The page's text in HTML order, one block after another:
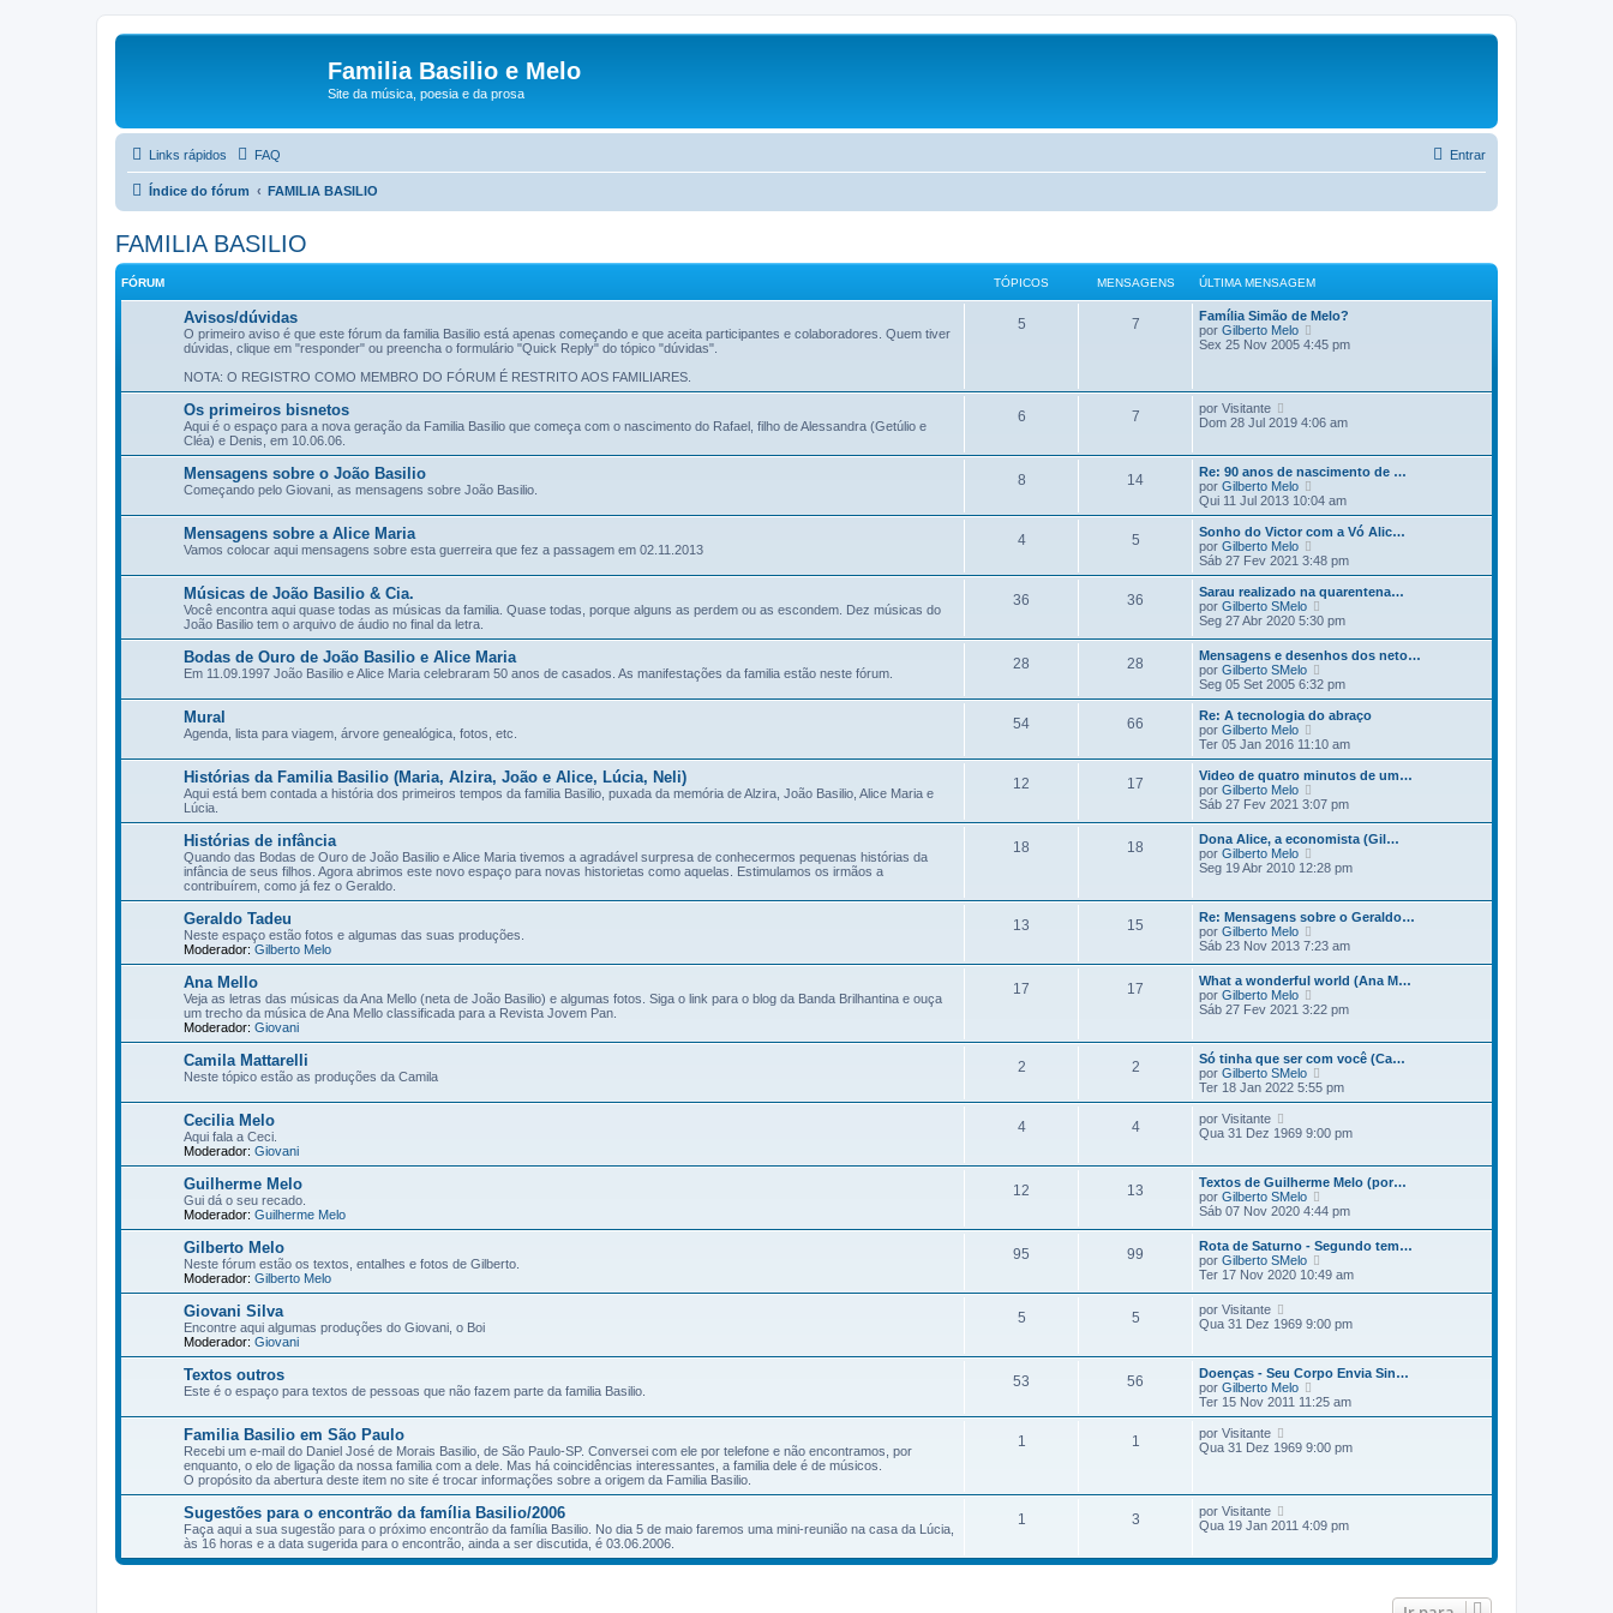
Familia Basilio e Melo
Site da música, poesia e da prosa
Links rápidos FAQ Entrar
Índice do fórum FAMILIA BASILIO
FAMILIA BASILIO
FÓRUM TÓPICOS MENSAGENS ÚLTIMA MENSAGEM
Avisos/dúvidas
O primeiro aviso é que este fórum da familia Basilio está apenas começando e que aceita participantes e colaboradores. Quem tiver
dúvidas, clique em "responder" ou preencha o formulário "Quick Reply" do tópico "dúvidas".
NOTA: O REGISTRO COMO MEMBRO DO FÓRUM É RESTRITO AOS FAMILIARES.
5 7
Família Simão de Melo?
por Gilberto Melo
e
i
m
m
e
s
a
g
m
Sex 25 Nov 2005 4:45 pm
Os primeiros bisnetos
Aqui é o espaço para a nova geração da Familia Basilio que começa com o nascimento do Rafael, filho de Alessandra (Getúlio e
Cléa) e Denis, em 10.06.06.
6 7 por Visitante
e
t
i
m
a
m
e
n
s
a
g
e
m
Dom 28 Jul 2019 4:06 am
Mensagens sobre o João Basilio
Começando pelo Giovani, as mensagens sobre João Basilio.
8 14
Re: 90 anos de nascimento de …
por Gilberto Melo
e
r
ú
t
a
m
e
n
s
a
g
e
m
Qui 11 Jul 2013 10:04 am
Mensagens sobre a Alice Maria
Vamos colocar aqui mensagens sobre esta guerreira que fez a passagem em 02.11.2013
4 5
Sonho do Victor com a Vó Alic…
por Gilberto Melo
e
r
ú
l
t
m
a
m
e
n
s
g
e
m
Sáb 27 Fev 2021 3:48 pm
Músicas de João Basilio & Cia.
Você encontra aqui quase todas as músicas da familia. Quase todas, porque alguns as perdem ou as escondem. Dez músicas do
João Basilio tem o arquivo de áudio no final da letra.
36 36
Sarau realizado na quarentena…
por Gilberto SMelo
e
ú
l
m
a
e
n
s
g
e
m
Seg 27 Abr 2020 5:30 pm
Bodas de Ouro de João Basilio e Alice Maria
Em 11.09.1997 João Basilio e Alice Maria celebraram 50 anos de casados. As manifestações da familia estão neste fórum.
28 28
Mensagens e desenhos dos neto…
por Gilberto SMelo
e
r
ú
t
a
m
e
n
s
g
m
Seg 05 Set 2005 6:32 pm
Mural
Agenda, lista para viagem, árvore genealógica, fotos, etc.
54 66
Re: A tecnologia do abraço
por Gilberto Melo
e
r
ú
t
m
a
e
s
a
e
Ter 05 Jan 2016 11:10 am
Histórias da Familia Basilio (Maria, Alzira, João e Alice, Lúcia, Neli)
Aqui está bem contada a história dos primeiros tempos da familia Basilio, puxada da memória de Alzira, João Basilio, Alice Maria e
Lúcia.
12 17
Video de quatro minutos de um…
por Gilberto Melo
e
l
t
i
a
m
n
s
a
g
e
m
Sáb 27 Fev 2021 3:07 pm
Histórias de infância
Quando das Bodas de Ouro de João Basilio e Alice Maria tivemos a agradável surpresa de conhecermos pequenas histórias da
infância de seus filhos. Agora abrimos este novo espaço para novas historietas como aquelas. Estimulamos os irmãos a
contribuírem, como já fez o Geraldo.
18 18
Dona Alice, a economista (Gil…
por Gilberto Melo
e
l
t
i
m
a
m
n
a
g
e
m
Seg 19 Abr 2010 12:28 pm
Geraldo Tadeu
Neste espaço estão fotos e algumas das suas produções.
Moderador: Gilberto Melo
13 15
Re: Mensagens sobre o Geraldo…
por Gilberto Melo
e
l
t
i
a
m
e
n
s
g
Sáb 23 Nov 2013 7:23 am
Ana Mello
Veja as letras das músicas da Ana Mello (neta de João Basilio) e algumas fotos. Siga o link para o blog da Banda Brilhantina e ouça
um trecho da música de Ana Mello classificada para a Revista Jovem Pan.
Moderador: Giovani
17 17
What a wonderful world (Ana M…
por Gilberto Melo
e
t
i
m
a
e
s
a
g
e
Sáb 27 Fev 2021 3:22 pm
Camila Mattarelli
Neste tópico estão as produções da Camila
2 2
Só tinha que ser com você (Ca…
por Gilberto SMelo
e
r
l
m
a
e
n
s
g
Ter 18 Jan 2022 5:55 pm
Cecilia Melo
Aqui fala a Ceci.
Moderador: Giovani
4 4 por Visitante
e
l
t
i
m
a
m
e
n
s
g
e
Qua 31 Dez 1969 9:00 pm
Guilherme Melo
Gui dá o seu recado.
Moderador: Guilherme Melo
12 13
Textos de Guilherme Melo (por…
por Gilberto SMelo
e
l
t
i
m
m
n
s
a
g
e
Sáb 07 Nov 2020 4:44 pm
Gilberto Melo
Neste fórum estão os textos, entalhes e fotos de Gilberto.
Moderador: Gilberto Melo
95 99
Rota de Saturno - Segundo tem…
por Gilberto SMelo
e
l
t
m
a
e
n
a
Ter 17 Nov 2020 10:49 am
Giovani Silva
Encontre aqui algumas produções do Giovani, o Boi
Moderador: Giovani
5 5 por Visitante
e
t
i
m
e
a
e
Qua 31 Dez 1969 9:00 pm
Textos outros
Este é o espaço para textos de pessoas que não fazem parte da familia Basilio.
53 56
Doenças - Seu Corpo Envia Sin…
por Gilberto Melo
e
r
l
e
s
Ter 15 Nov 2011 11:25 am
Familia Basilio em São Paulo
Recebi um e-mail do Daniel José de Morais Basilio, de São Paulo-SP. Conversei com ele por telefone e não encontramos, por
enquanto, o elo de ligação da nossa familia com a dele. Mas há coincidências interessantes, a familia dele é de músicos.
O propósito da abertura deste item no site é trocar informações sobre a origem da Familia Basilio.
1 1 por Visitante
e
i
m
m
Qua 31 Dez 1969 9:00 pm
Sugestões para o encontrão da família Basilio/2006
Faça aqui a sua sugestão para o próximo encontrão da família Basilio. No dia 5 de maio faremos uma mini-reunião na casa da Lúcia,
às 16 horas e a data sugerida para o encontrão, ainda a ser discutida, é 03.06.2006.
1 3 por Visitante
e
l
Qua 19 Jan 2011 4:09 pm